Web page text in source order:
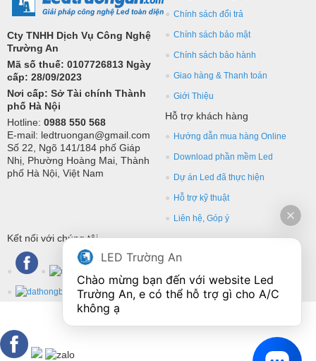
Cty TNHH Dịch Vụ Công Nghệ
Trường An
Mã số thuế: 0107726813 Ngày
cấp: 28/09/2023
Nơi cấp: Sở Tài chính Thành
phố Hà Nội
Hotline: 0988 550 568
E-mail: ledtruongan@gmail.com
Số 22, Ngõ 141/184 phố Giáp
Nhị, Phường Hoàng Mai, Thành
phố Hà Nội, Việt Nam
Chính sách đổi trả
Chính sách bảo mật
Chính sách bảo hành
Giao hàng & Thanh toán
Giới Thiệu
Hỗ trợ khách hàng
Hướng dẫn mua hàng Online
Download phần mềm Led
Dự án Led đã thực hiện
Hỗ trợ kỹ thuật
Liên hệ, Góp ý
Kết nối với chúng tôi
LED Trường An
Chào mừng bạn đến với website Led
Trường An, e có thể hỗ trợ gì cho A/C
không ạ